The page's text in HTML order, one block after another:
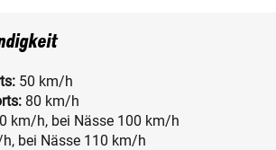
50 km/h
80 km/h
km/h, bei Nässe 100 km/h
bei Nässe 110 km/h